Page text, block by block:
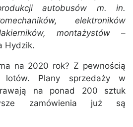
autobusów m. in.
elektroników
montażystów –
Hydzik.
na 2020 rok? Z pewnością
Plany sprzedaży w
na ponad 200 sztuk
zamówienia już są